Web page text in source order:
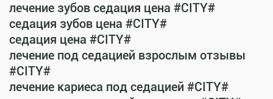
лечение зубов седация цена #CITY#
седация зубов цена #CITY#
седация цена #CITY#
лечение под седацией взрослым отзывы
#CITY#
лечение кариеса под седацией #CITY#